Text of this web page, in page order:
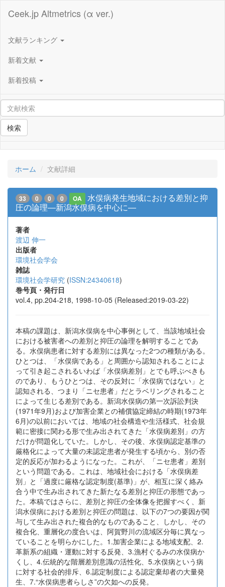
Ceek.jp Altmetrics (α ver.)
文献ランキング
新着文献
新着投稿
検索
ホーム 文献詳細
33 0 0 0 OA
水俣病発生地域における差別と抑
圧の論理―新潟水俣病を中心に―
著者
渡辺 伸一
出版者
環境社会学会
雑誌
環境社会学研究 (ISSN:24340618)
巻号頁・発行日
vol.4, pp.204-218, 1998-10-05 (Released:2019-03-22)
本稿の課題は、新潟水俣病を中心事例として、当該地域社会
における被害者への差別と抑圧の論理を解明することであ
る。水俣病患者に対する差別には異なった2つの種類がある。
ひとつは、「水俣病である」と周囲から認知されることによ
って引き起こされるいわば「水俣病差別」とでも呼ぶべきも
のであり、もうひとつは、その反対に「水俣病ではない」と
認知される、つまり「ニセ患者」だとラベリングされること
によって生じる差別である。新潟水俣病の第一次訴訟判決
(1971年9月)および加害企業との補償協定締結の時期(1973年
6月)の以前においては、地域の社会構造や生活様式、社会規
範に密接に関わる形で生み出されてきた「水俣病差別」の方
だけが問題化していた。しかし、その後、水俣病認定基準の
厳格化によって大量の未認定患者が発生する頃から、別の否
定的反応が加わるようになった。これが、「ニセ患者」差別
という問題である。これは、地域社会における「水俣病差
別」と「過度に厳格な認定制度(基準)」が、相互に深く絡み
合う中で生み出されてきた新たなる差別と抑圧の形態であっ
た。本稿ではさらに、差別と抑圧の全体像を把握すべく、新
潟水俣病における差別と抑圧の問題は、以下の7つの要因が関
与して生み出された複合的なものであること、しかし、その
複合化、重層化の度合いは、阿賀野川の流域区分毎に異なっ
ていることを明らかにした。1.加害企業による地域支配、2.
革新系の組織・運動に対する反発、3.漁村ぐるみの水俣病か
くし、4.伝統的な階層差別意識の活性化、5.水俣病という病
に対する社会的排斥、6.認定制度による認定棄却者の大量発
生、7.“水俣病患者らしさ”の欠如への反発。